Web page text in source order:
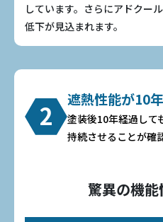
しています。さらにアドクー
低下が見込まれます。
2
遮熱性能が10
塗装後10年経過して
持続させることが確
驚異の機能